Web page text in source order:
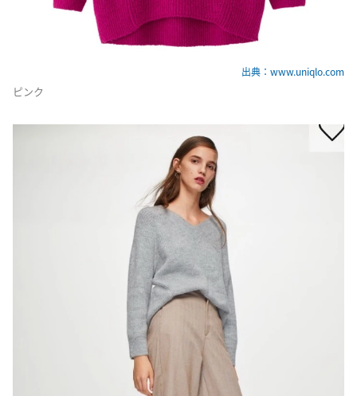
出典：www.uniqlo.com
ピンク